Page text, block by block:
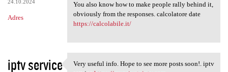
24.10.2024
Adres
You also know how to make people rally behind it,
obviously from the responses. calcolatore date
https://calcolabile.it/
iptv service
Very useful info. Hope to see more posts soon!. iptv